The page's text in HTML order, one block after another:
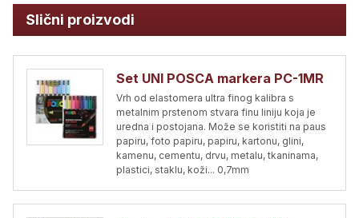
Slični proizvodi
Set UNI POSCA markera PC-1MR
Vrh od elastomera ultra finog kalibra s
metalnim prstenom stvara finu liniju koja je
uredna i postojana. Može se koristiti na paus
papiru, foto papiru, papiru, kartonu, glini,
kamenu, cementu, drvu, metalu, tkaninama,
plastici, staklu, koži... 0,7mm